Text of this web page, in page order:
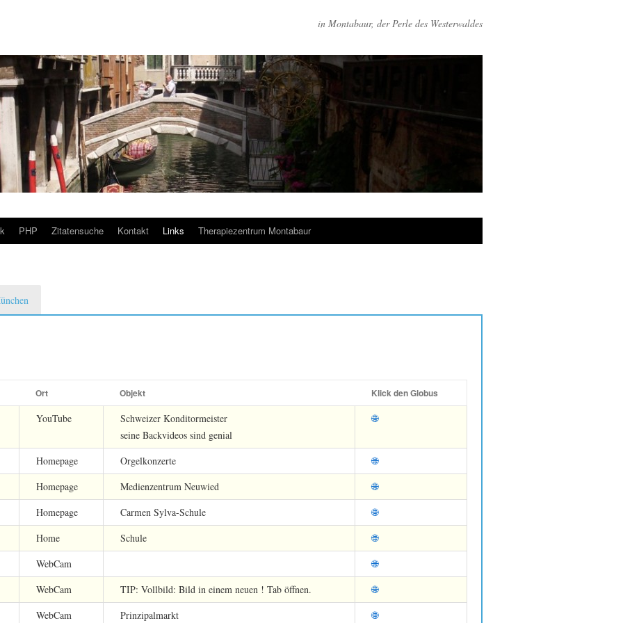
in Montabaur, der Perle des Westerwaldes
PHP Zitatensuche Kontakt Links Therapiezentrum Montabaur
Ort Objekt Klick den Globus
YouTube
Schweizer Konditormeister
seine Backvideos sind genial
🌐
Homepage Orgelkonzerte
🌐
Homepage Medienzentrum Neuwied
🌐
Homepage Carmen Sylva-Schule
🌐
Home Schule
🌐
WebCam
🌐
WebCam TIP: Vollbild: Bild in einem neuen ! Tab öffnen.
🌐
WebCam Prinzipalmarkt 🌐